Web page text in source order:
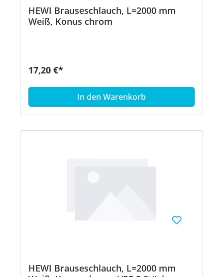
HEWI Brauseschlauch, L=2000 mm
Weiß, Konus chrom
17,20 €*
In den Warenkorb
HEWI Brauseschlauch, L=2000 mm